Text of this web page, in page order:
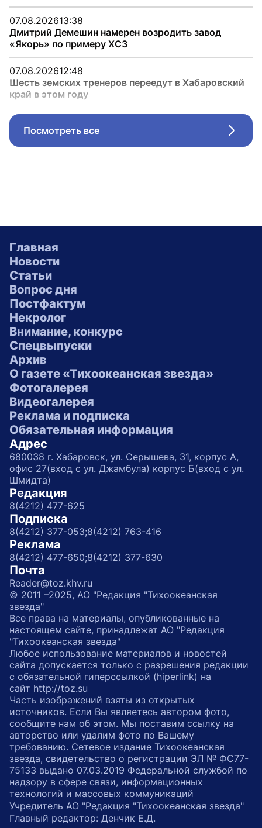
07.08.202613:38
Дмитрий Демешин намерен возродить завод
«Якорь» по примеру ХСЗ
07.08.202612:48
Шесть земских тренеров переедут в Хабаровский
край в этом году
Посмотреть все
Главная
Новости
Статьи
Вопрос дня
Постфактум
Некролог
Внимание, конкурс
Спецвыпуски
Архив
О газете «Тихоокеанская звезда»
Фотогалерея
Видеогалерея
Реклама и подписка
Обязательная информация
Адрес
680038 г. Хабаровск, ул. Серышева, 31, корпус А,
офис 27(вход с ул. Джамбула) корпус Б(вход с ул.
Шмидта)
Редакция
8(4212) 477-625
Подписка
8(4212) 377-053;8(4212) 763-416
Реклама
8(4212) 477-650;8(4212) 377-630
Почта
Reader@toz.khv.ru
© 2011 –2025, АО "Редакция "Тихоокеанская
звезда"
Все права на материалы, опубликованные на
настоящем сайте, принадлежат АО "Редакция
"Тихоокеанская звезда"
Любое использование материалов и новостей
сайта допускается только с разрешения редакции
с обязательной гиперссылкой (hiperlink) на
сайт http://toz.su
Часть изображений взяты из открытых
источников. Если Вы являетесь автором фото,
сообщите нам об этом. Мы поставим ссылку на
авторство или удалим фото по Вашему
требованию. Сетевое издание Тихоокеанская
звезда, свидетельство о регистрации ЭЛ № ФС77-
75133 выдано 07.03.2019 Федеральной службой по
надзору в сфере связи, информационных
технологий и массовых коммуникаций
Учредитель АО "Редакция "Тихоокеанская звезда"
Главный редактор: Денчик Е.Д.